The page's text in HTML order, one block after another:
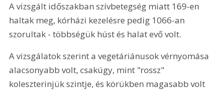
A vizsgált időszakban szívbetegség miatt 169-en
haltak meg, kórházi kezelésre pedig 1066-an
szorultak - többségük húst és halat evő volt.
A vizsgálatok szerint a vegetáriánusok vérnyomása
alacsonyabb volt, csakúgy, mint "rossz"
koleszterinjük szintje, és körükben magasabb volt